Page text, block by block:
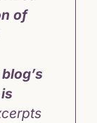
of